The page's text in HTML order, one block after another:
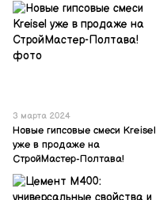
3 марта 2024
Новые гипсовые смеси Kreisel
уже в продаже на
СтройМастер-Полтава!